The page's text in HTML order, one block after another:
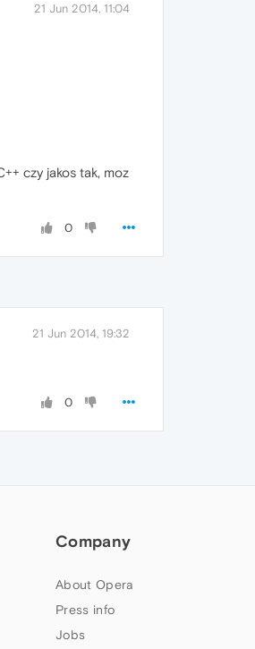
21 Jun 2014, 11:04
czy jakos tak, moz
0
21 Jun 2014, 19:32
0
Company
About Opera
Press info
Jobs